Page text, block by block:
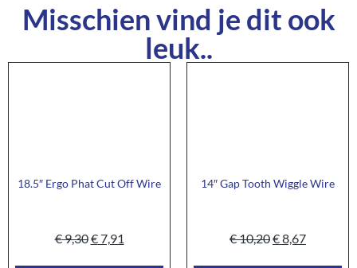
Misschien vind je dit ook
leuk..
18.5″ Ergo Phat Cut Off Wire
€9,30€7,91
14″ Gap Tooth Wiggle Wire
€10,20€8,67